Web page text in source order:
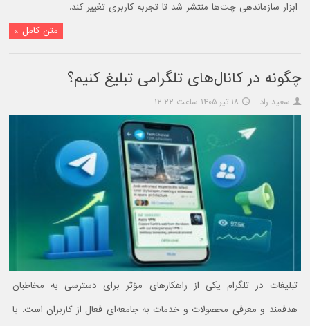
ابزار سازماندهی چت‌ها منتشر شد تا تجربه کاربری تغییر کند.
متن کامل »
چگونه در کانال‌های تلگرامی تبلیغ کنیم؟
سعید راد ۱۸ تیر ۱۴۰۵ ساعت ۱۲:۲۲
تبلیغات در تلگرام یکی از راهکارهای مؤثر برای دسترسی به مخاطبان
هدفمند و معرفی محصولات و خدمات به جامعه‌ای فعال از کاربران است. با